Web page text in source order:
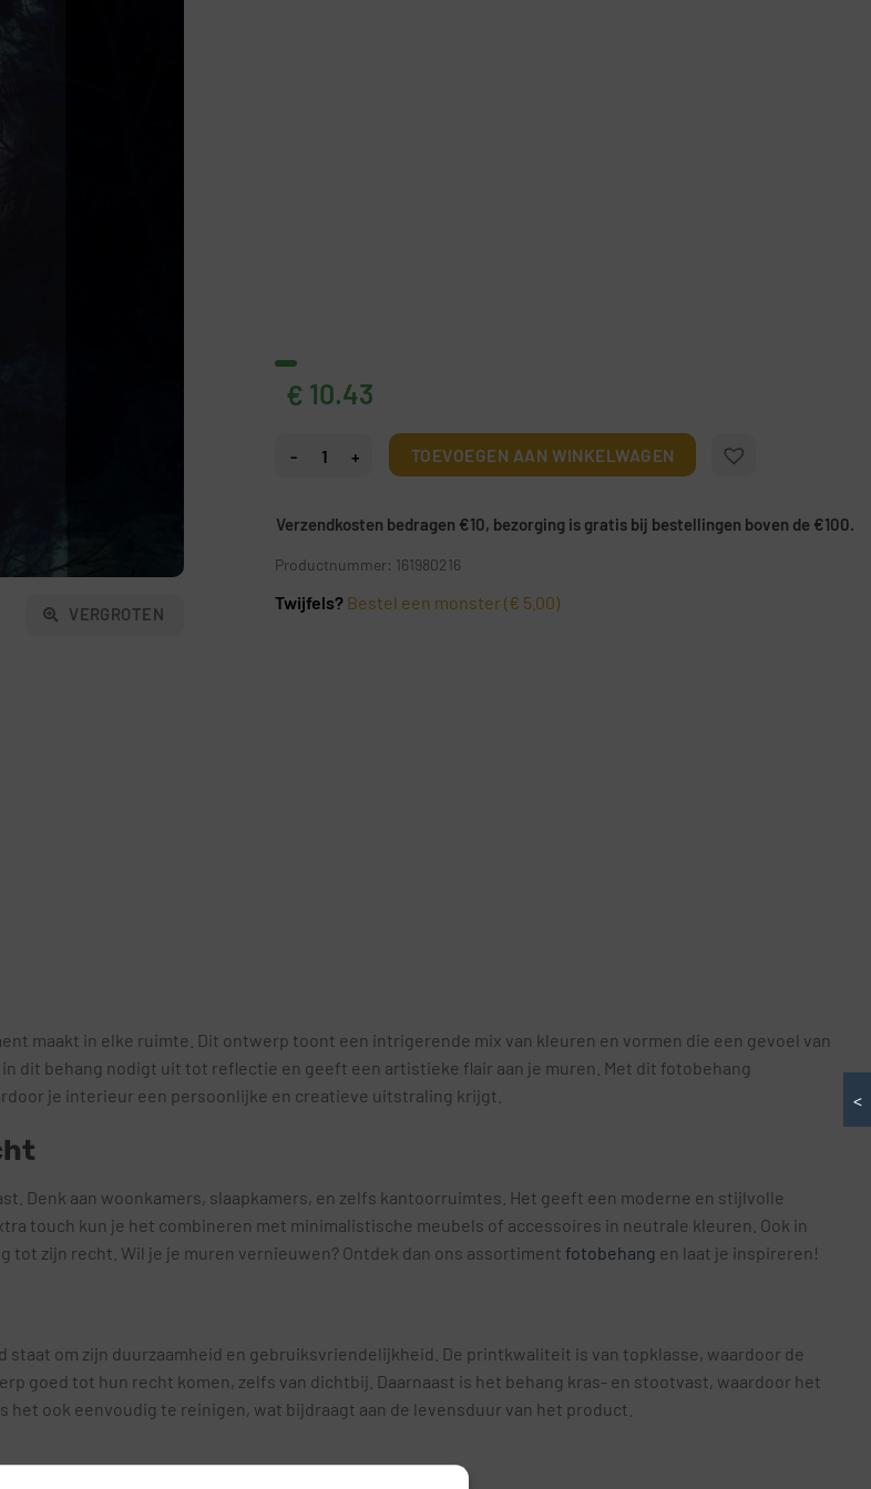
VERGROTEN
€ 10.43
Fotobehang Gezicht aantalTOEVOEGEN AAN WINKELWAGEN
Verzendkosten bedragen €10, bezorging is gratis bij bestellingen boven de €100.
Productnummer: 161980216
Twijfels? Bestel een monster (€ 5.00)
maakt in elke ruimte. Dit ontwerp toont een intrigerende mix van kleuren en vormen die een gevoel van
dit behang nodigt uit tot reflectie en geeft een artistieke flair aan je muren. Met dit fotobehang
je interieur een persoonlijke en creatieve uitstraling krijgt.
Denk aan woonkamers, slaapkamers, en zelfs kantoorruimtes. Het geeft een moderne en stijlvolle
touch kun je het combineren met minimalistische meubels of accessoires in neutrale kleuren. Ook in
zijn recht. Wil je je muren vernieuwen? Ontdek dan ons assortiment fotobehang en laat je inspireren!
om zijn duurzaamheid en gebruiksvriendelijkheid. De printkwaliteit is van topklasse, waardoor de
goed tot hun recht komen, zelfs van dichtbij. Daarnaast is het behang kras- en stootvast, waardoor het
ook eenvoudig te reinigen, wat bijdraagt aan de levensduur van het product.
<